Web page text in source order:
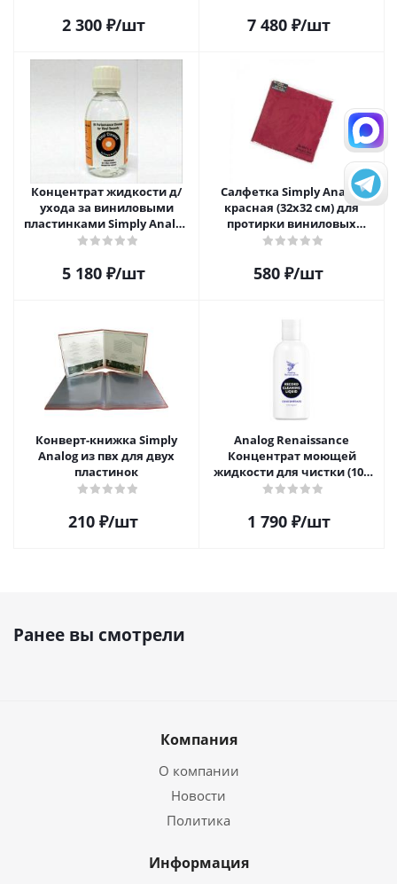
2 300₽/шт 7 480₽/шт
Концентрат жидкости д/
ухода за виниловыми
пластинками Simply Analog
200мл
5 180₽/шт
Салфетка Simply Analog
красная (32х32 см) для
протирки виниловых
пластинок из микрофибры
580 ₽/шт
Конверт-книжка Simply
Analog из пвх для двух
пластинок
210 ₽/шт
Analog Renaissance
Концентрат моющей
жидкости для чистки (100
мл)
1 790₽/шт
Ранее вы смотрели
Компания
О компании
Новости
Политика
Информация